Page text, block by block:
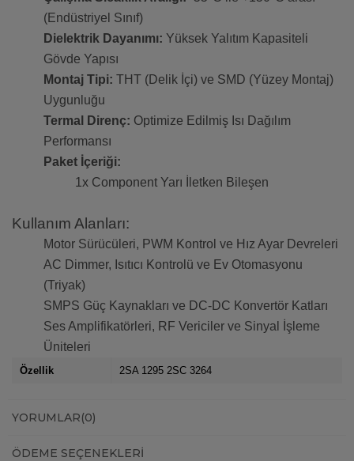
(Endüstriyel Sınıf)
Dielektrik Dayanımı: Yüksek Yalıtım Kapasiteli
Gövde Yapısı
Montaj Tipi: THT (Delik İçi) ve SMD (Yüzey Montaj)
Uygunluğu
Termal Direnç: Optimize Edilmiş Isı Dağılım
Performansı
Paket İçeriği:
1x Component Yarı İletken Bileşen
Kullanım Alanları:
Motor Sürücüleri, PWM Kontrol ve Hız Ayar Devreleri
AC Dimmer, Isıtıcı Kontrolü ve Ev Otomasyonu
(Triyak)
SMPS Güç Kaynakları ve DC-DC Konvertör Katları
Ses Amplifikatörleri, RF Vericiler ve Sinyal İşleme
Üniteleri
Özellik 2SA 1295 2SC 3264
YORUMLAR(0)
ÖDEME SEÇENEKLERI